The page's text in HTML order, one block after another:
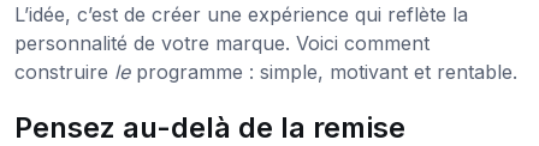
L’idée, c’est de créer une expérience qui reflète la
personnalité de votre marque. Voici comment
construire leprogramme : simple, motivant et rentable.
Pensez au-delà de la remise